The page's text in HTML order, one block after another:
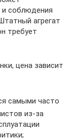
и соблюдения
агрегат
требует
цена зависит
самыми часто
из-за